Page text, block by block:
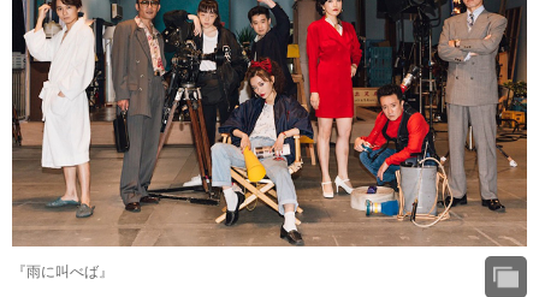
『雨に叫べば』